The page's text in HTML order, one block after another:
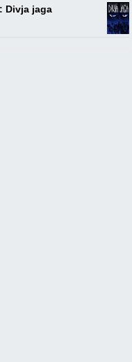
Divja jaga